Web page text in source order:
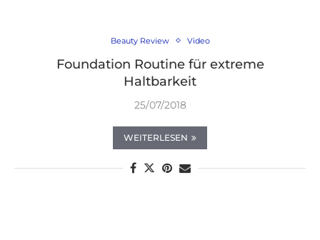
Beauty Review Video
Foundation Routine für extreme
Haltbarkeit
25/07/2018
WEITERLESEN